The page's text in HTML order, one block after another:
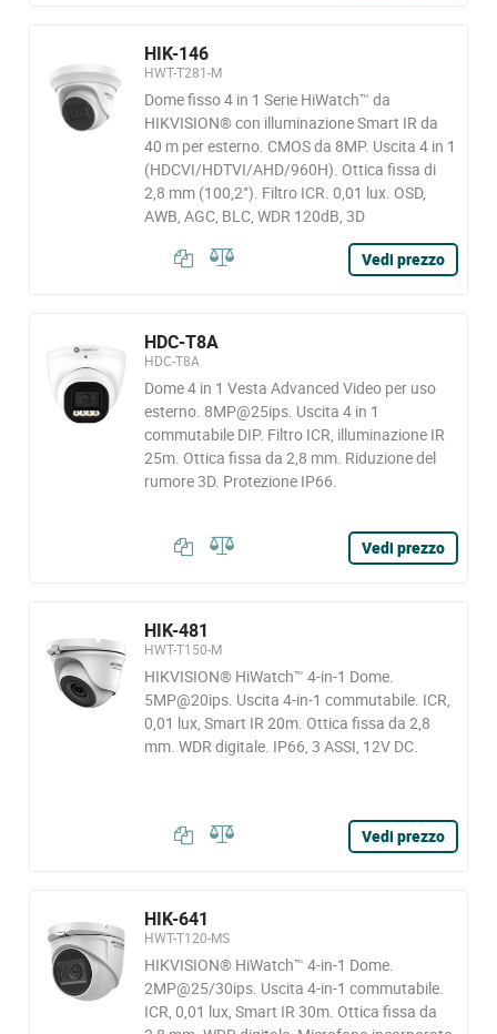
HIK-146
HWT-T281-M
Dome fisso 4 in 1 Serie HiWatch™ da
HIKVISION® con illuminazione Smart IR da
40 m per esterno. CMOS da 8MP. Uscita 4 in 1
(HDCVI/HDTVI/AHD/960H). Ottica fissa di
2,8 mm (100,2°). Filtro ICR. 0,01 lux. OSD,
AWB, AGC, BLC, WDR 120dB, 3D
Vedi prezzo
HDC-T8A
HDC-T8A
Dome 4 in 1 Vesta Advanced Video per uso
esterno. 8MP@25ips. Uscita 4 in 1
commutabile DIP. Filtro ICR, illuminazione IR
25m. Ottica fissa da 2,8 mm. Riduzione del
rumore 3D. Protezione IP66.
Vedi prezzo
HIK-481
HWT-T150-M
HIKVISION® HiWatch™ 4-in-1 Dome.
5MP@20ips. Uscita 4-in-1 commutabile. ICR,
0,01 lux, Smart IR 20m. Ottica fissa da 2,8
mm. WDR digitale. IP66, 3 ASSI, 12V DC.
Vedi prezzo
HIK-641
HWT-T120-MS
HIKVISION® HiWatch™ 4-in-1 Dome.
2MP@25/30ips. Uscita 4-in-1 commutabile.
ICR, 0,01 lux, Smart IR 30m. Ottica fissa da